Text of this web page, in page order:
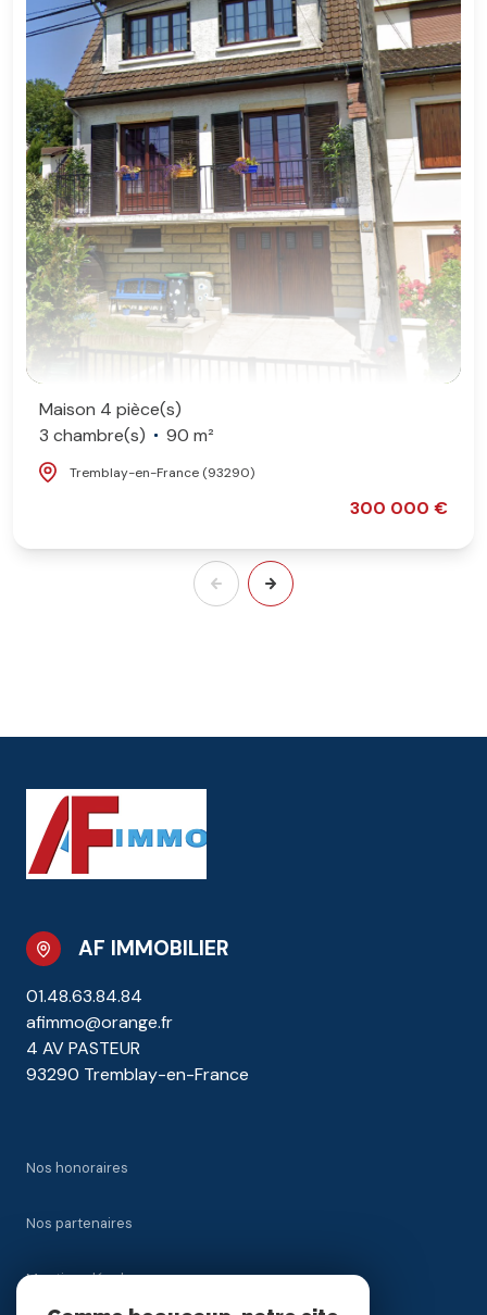
Maison 4 pièce(s)
3 chambre(s)
90 m²
Tremblay-en-France (93290)
300 000 €
AF IMMOBILIER
01.48.63.84.84
afimmo@orange.fr
4 AV PASTEUR
93290 Tremblay-en-France
Nos honoraires
Nos partenaires
Mentions légales